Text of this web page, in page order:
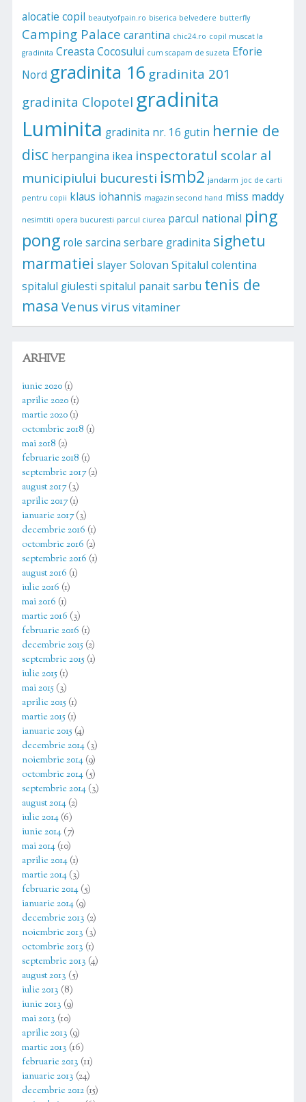
alocatie copil beautyofpain.ro biserica belvedere butterfly
Camping Palace carantina chic24.ro copil muscat la
gradinita Creasta Cocosului cum scapam de suzeta Eforie
Nord gradinita 16 gradinita 201
gradinita Clopotel gradinita
Luminita gradinita nr. 16 gutin hernie de
disc herpangina ikea inspectoratul scolar al
municipiului bucuresti ismb2 jandarm joc de carti
pentru copii klaus iohannis magazin second hand miss maddy
nesimtiti opera bucuresti parcul ciurea parcul national ping
pong role sarcina serbare gradinita sighetu
marmatiei slayerSolovan Spitalul colentina
spitalul giulesti spitalul panait sarbu tenis de
masa Venus virus vitaminer
ARHIVE
iunie 2020(1)
aprilie 2020(1)
martie 2020(1)
octombrie 2018 (1)
mai 2018 (2)
februarie 2018 (1)
septembrie 2017(2)
august 2017(3)
aprilie 2017(1)
ianuarie 2017(3)
decembrie 2016 (1)
octombrie 2016 (2)
septembrie 2016 (1)
august 2016 (1)
iulie 2016 (1)
mai 2016 (1)
martie 2016 (3)
februarie 2016 (1)
decembrie 2015(2)
septembrie 2015(1)
iulie 2015(1)
mai 2015(3)
aprilie 2015(1)
martie 2015(1)
ianuarie 2015(4)
decembrie 2014(3)
noiembrie 2014(9)
octombrie 2014(5)
septembrie 2014(3)
august 2014(2)
iulie 2014(6)
iunie 2014(7)
mai 2014(10)
aprilie 2014(1)
martie 2014(3)
februarie 2014(5)
ianuarie 2014(9)
decembrie 2013 (2)
noiembrie 2013 (3)
octombrie 2013 (1)
septembrie 2013 (4)
august 2013 (5)
iulie 2013 (8)
iunie 2013 (9)
mai 2013 (10)
aprilie 2013 (9)
martie 2013 (16)
februarie 2013 (11)
ianuarie 2013 (24)
decembrie 2012(15)